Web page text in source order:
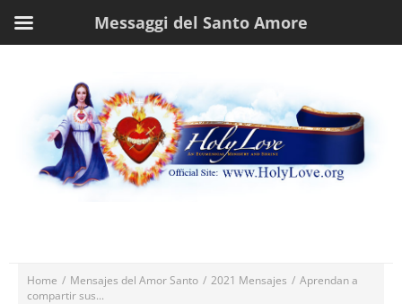
Home / Mensajes del Amor Santo / 2021 Mensajes / Aprendan a
compartir sus...
Messaggi del Santo Amore